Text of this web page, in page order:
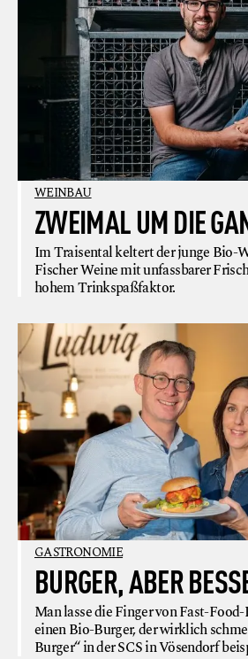
WEINBAU
ZWEIMAL UM DIE
Im Traisental keltert der junge Bio-
Fischer Weine mit unfassbarer
hohem Trinkspaßfaktor.
GASTRONOMIE
BURGER, ABER
Man lasse die Finger von Fast-
einen Bio-Burger, der wirklich
Burger“ in der SCS in Vösendorf